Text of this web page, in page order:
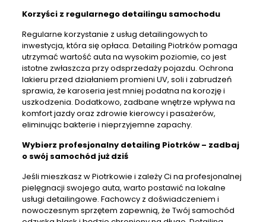
Korzyści z regularnego detailingu samochodu
Regularne korzystanie z usług detailingowych to
inwestycja, która się opłaca. Detailing Piotrkówpomaga
utrzymać wartość auta na wysokim poziomie, co jest
istotne zwłaszcza przy odsprzedaży pojazdu. Ochrona
lakieru przed działaniem promieni UV, soli i zabrudzeń
sprawia, że karoseria jest mniej podatna na korozję i
uszkodzenia. Dodatkowo, zadbane wnętrze wpływa na
komfort jazdy oraz zdrowie kierowcy i pasażerów,
eliminując bakterie i nieprzyjemne zapachy.
Wybierz profesjonalny detailing Piotrków– zadbaj
o swój samochód już dziś
Jeśli mieszkasz w Piotrkowie i zależy Ci na profesjonalnej
pielęgnacji swojego auta, warto postawić na lokalne
usługi detailingowe. Fachowcy z doświadczeniem i
nowoczesnym sprzętem zapewnią, że Twój samochód